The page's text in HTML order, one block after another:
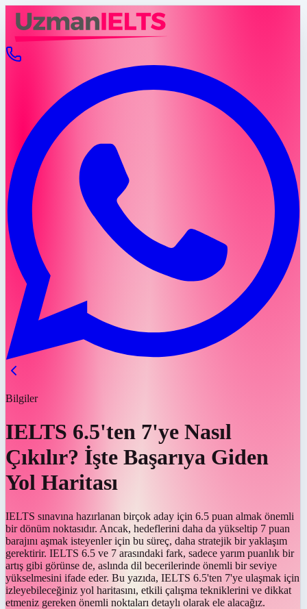
Bilgiler
IELTS 6.5'ten 7'ye Nasıl
Çıkılır? İşte Başarıya Giden
Yol Haritası
IELTS sınavına hazırlanan birçok aday için 6.5 puan almak önemli
bir dönüm noktasıdır. Ancak, hedeflerini daha da yükseltip 7 puan
barajını aşmak isteyenler için bu süreç, daha stratejik bir yaklaşım
gerektirir. IELTS 6.5 ve 7 arasındaki fark, sadece yarım puanlık bir
artış gibi görünse de, aslında dil becerilerinde önemli bir seviye
yükselmesini ifade eder. Bu yazıda, IELTS 6.5'ten 7'ye ulaşmak için
izleyebileceğiniz yol haritasını, etkili çalışma tekniklerini ve dikkat
etmeniz gereken önemli noktaları detaylı olarak ele alacağız.